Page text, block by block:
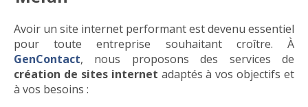
Avoir un site internet performant est devenu essentiel
pour toute entreprise souhaitant croître. À
GenContact, nous proposons des services de
création de sites internet adaptés à vos objectifs et
à vos besoins :